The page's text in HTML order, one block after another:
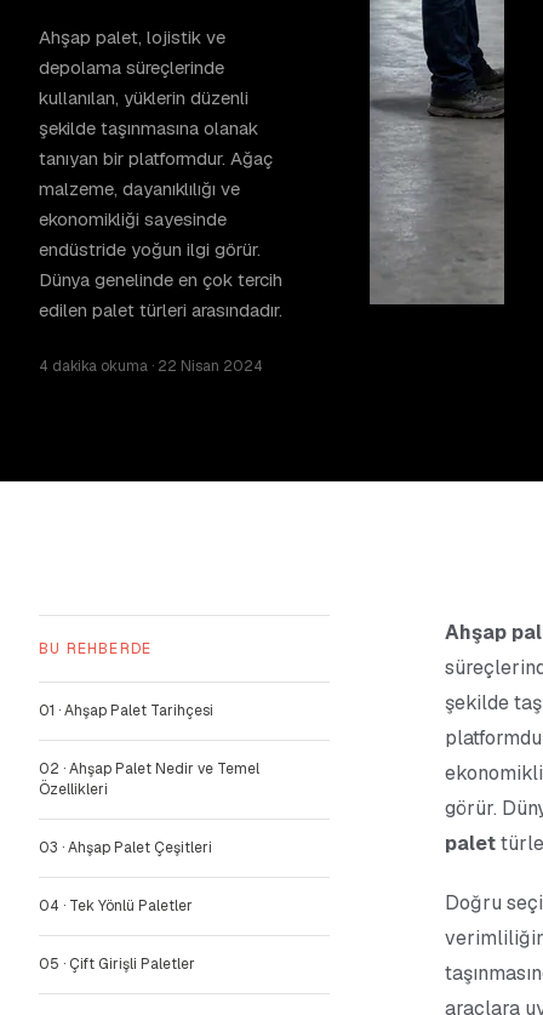
Ahşap palet, lojistik ve
depolama süreçlerinde
kullanılan, yüklerin düzenli
şekilde taşınmasına olanak
tanıyan bir platformdur. Ağaç
malzeme, dayanıklılığı ve
ekonomikliği sayesinde
endüstride yoğun ilgi görür.
Dünya genelinde en çok tercih
edilen palet türleri arasındadır.
4 dakika okuma · 22 Nisan 2024
BU REHBERDE
01 ·Ahşap Palet Tarihçesi
02 ·Ahşap Palet Nedir ve Temel
Özellikleri
03 ·Ahşap Palet Çeşitleri
04 · Tek Yönlü Paletler
05 · Çift Girişli Paletler
Ahşap
şekilde
görür.
palet
Doğru
araçlara